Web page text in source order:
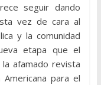
seguir dando
vez de cara al
y la comunidad
etapa que el
afamado revista
para el